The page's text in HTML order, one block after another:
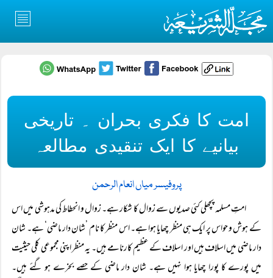
امت کا فکری بحران ۔ تاریخی
بیانیے کا ایک تنقیدی مطالعہ
پروفیسر میاں انعام الرحمن
امتِ مسلمہ پچھلی کئی صدیوں سے زوال کا شکار ہے۔ زوال و انحطاط کی مدہوشی میں اس
کے ہوش و حواس پر ایک ہی منظر چھایا ہوا ہے۔ اس منظر کا نام ’شان دار ماضی‘ ہے۔ شان
دار ماضی میں اسلاف ہیں اور اسلاف کے عظیم کارنامے ہیں۔ یہ منظر اپنی مجموعی کلی حیثیت
میں پورے کا پورا چھایا ہوا نہیں ہے۔ شان دار ماضی کے حصے بخرے ہو گئے ہیں۔